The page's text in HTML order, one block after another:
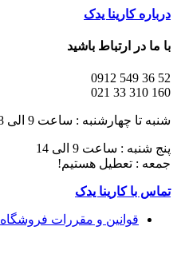
درباره کارینا یدک
با ما در ارتباط باشید
52 36 549 0912
160 310 33 021
شنبه تا چهارشنبه : ساعت 9 الی 18
پنج شنبه : ساعت 9 الی 14
جمعه : تعطیل هستیم!
تماس با کارینا یدک
قوانین و مقررات فروشگاه